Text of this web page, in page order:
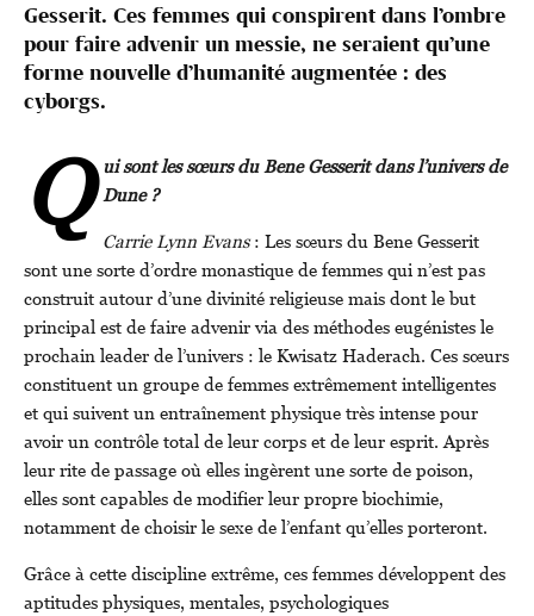
Gesserit. Ces femmes qui conspirent dans l’ombre
pour faire advenir un messie, ne seraient qu’une
forme nouvelle d’humanité augmentée : des
cyborgs.
Q ui sont les sœurs du Bene Gesserit dans l’univers de
Dune ?
Carrie Lynn Evans: Les sœurs du Bene Gesserit
sont une sorte d’ordre monastique de femmes qui n’est pas
construit autour d’une divinité religieuse mais dont le but
principal est de faire advenir via des méthodes eugénistes le
prochain leader de l’univers : le Kwisatz Haderach. Ces sœurs
constituent un groupe de femmes extrêmement intelligentes
et qui suivent un entraînement physique très intense pour
avoir un contrôle total de leur corps et de leur esprit. Après
leur rite de passage où elles ingèrent une sorte de poison,
elles sont capables de modifier leur propre biochimie,
notamment de choisir le sexe de l’enfant qu’elles porteront.
Grâce à cette discipline extrême, ces femmes développent des
aptitudes physiques, mentales, psychologiques